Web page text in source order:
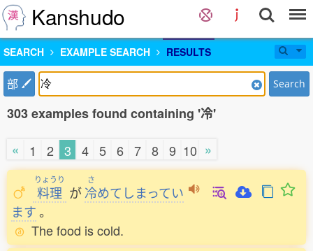
Kanshudo
SEARCH EXAMPLE SEARCH RESULTS
部 Search
303 examples found containing '冷'
« 1 2 3 4 5 6 7 8 9 10 »
りょうり
料理 が
さ
冷めてしまってい
ます。
The food is cold.